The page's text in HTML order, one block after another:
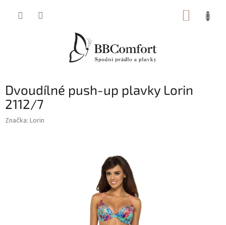
Dvoudílné push-up plavky Lorin
2112/7
Značka: Lorin